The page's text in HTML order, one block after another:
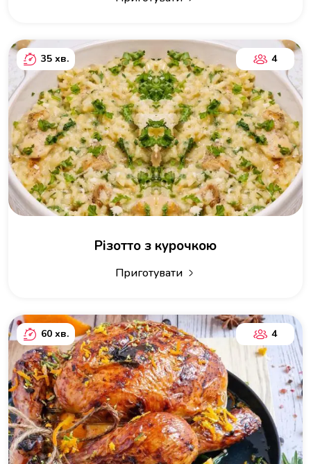
35 хв. 4
Різотто з курочкою
Приготувати
60 хв. 4